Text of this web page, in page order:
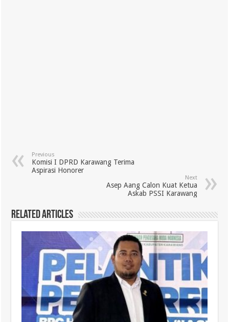
Previous
Komisi I DPRD Karawang Terima
Aspirasi Honorer
Next
Asep Aang Calon Kuat Ketua
Askab PSSI Karawang
Related Articles